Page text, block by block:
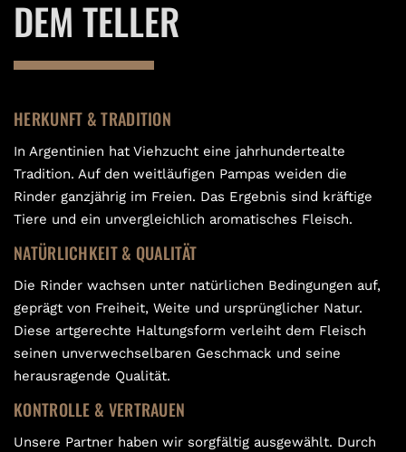
DEM TELLER
HERKUNFT & TRADITION
In Argentinien hat Viehzucht eine jahrhundertealte
Tradition. Auf den weitläufigen Pampas weiden die
Rinder ganzjährig im Freien. Das Ergebnis sind kräftige
Tiere und ein unvergleichlich aromatisches Fleisch.
NATÜRLICHKEIT & QUALITÄT
Die Rinder wachsen unter natürlichen Bedingungen auf,
geprägt von Freiheit, Weite und ursprünglicher Natur.
Diese artgerechte Haltungsform verleiht dem Fleisch
seinen unverwechselbaren Geschmack und seine
herausragende Qualität.
KONTROLLE & VERTRAUEN
Unsere Partner haben wir sorgfältig ausgewählt. Durch